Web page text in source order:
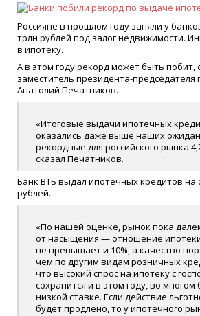
Россияне в прошлом году заняли у
трлн рублей под залог недвижимости.
в ипотеку.
А в этом году рекорд может быть побит,
заместитель президента-председателя
Анатолий Печатников.
«Итоговые выдачи ипотечных
оказались даже выше наших
рекордные для российского рынка
сказал Печатников.
Банк ВТБ выдал ипотечных кредитов на
рублей.
«По нашей оценке, рынок пока
от насыщения — отношение
не превышает и 10%, а качество
чем по другим видам розничных
что высокий спрос на ипотеку с
сохранится и в этом году, во многом
низкой ставке. Если действие
будет продлено, то у ипотечного